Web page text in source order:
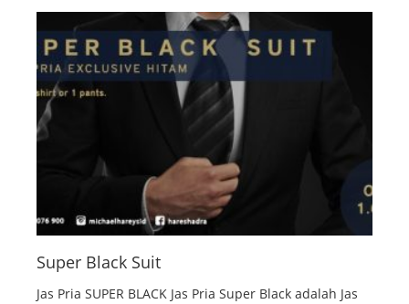
Super Black Suit
Jas Pria SUPER BLACK Jas Pria Super Black adalah Jas